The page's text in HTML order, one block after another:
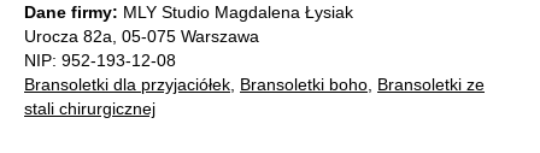
Dane firmy: MLY Studio Magdalena Łysiak
Urocza 82a, 05-075 Warszawa
NIP: 952-193-12-08
Bransoletki dla przyjaciółek Bransoletki boho Bransoletki ze
stali chirurgicznej